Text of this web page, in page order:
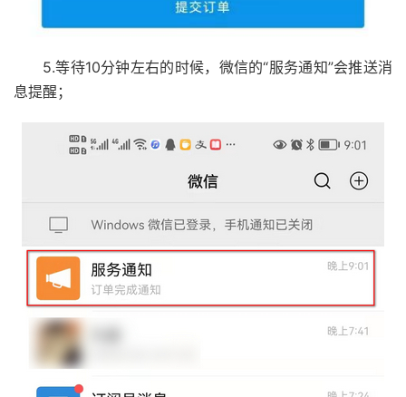
5.等待10分钟左右的时候，微信的“服务通知”会推送消
息提醒；